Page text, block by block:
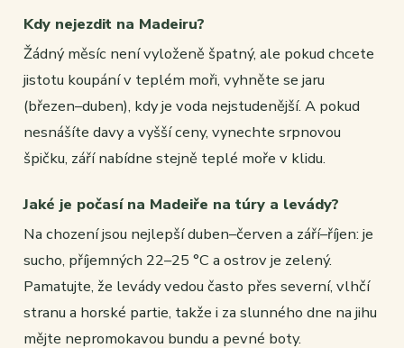
Kdy nejezdit na Madeiru?
Žádný měsíc není vyloženě špatný, ale pokud chcete
jistotu koupání v teplém moři, vyhněte se jaru
(březen–duben), kdy je voda nejstudenější. A pokud
nesnášíte davy a vyšší ceny, vynechte srpnovou
špičku, září nabídne stejně teplé moře v klidu.
Jaké je počasí na Madeiře na túry a levády?
Na chození jsou nejlepší duben–červen a září–říjen: je
sucho, příjemných 22–25 °C a ostrov je zelený.
Pamatujte, že levády vedou často přes severní, vlhčí
stranu a horské partie, takže i za slunného dne na jihu
mějte nepromokavou bundu a pevné boty.